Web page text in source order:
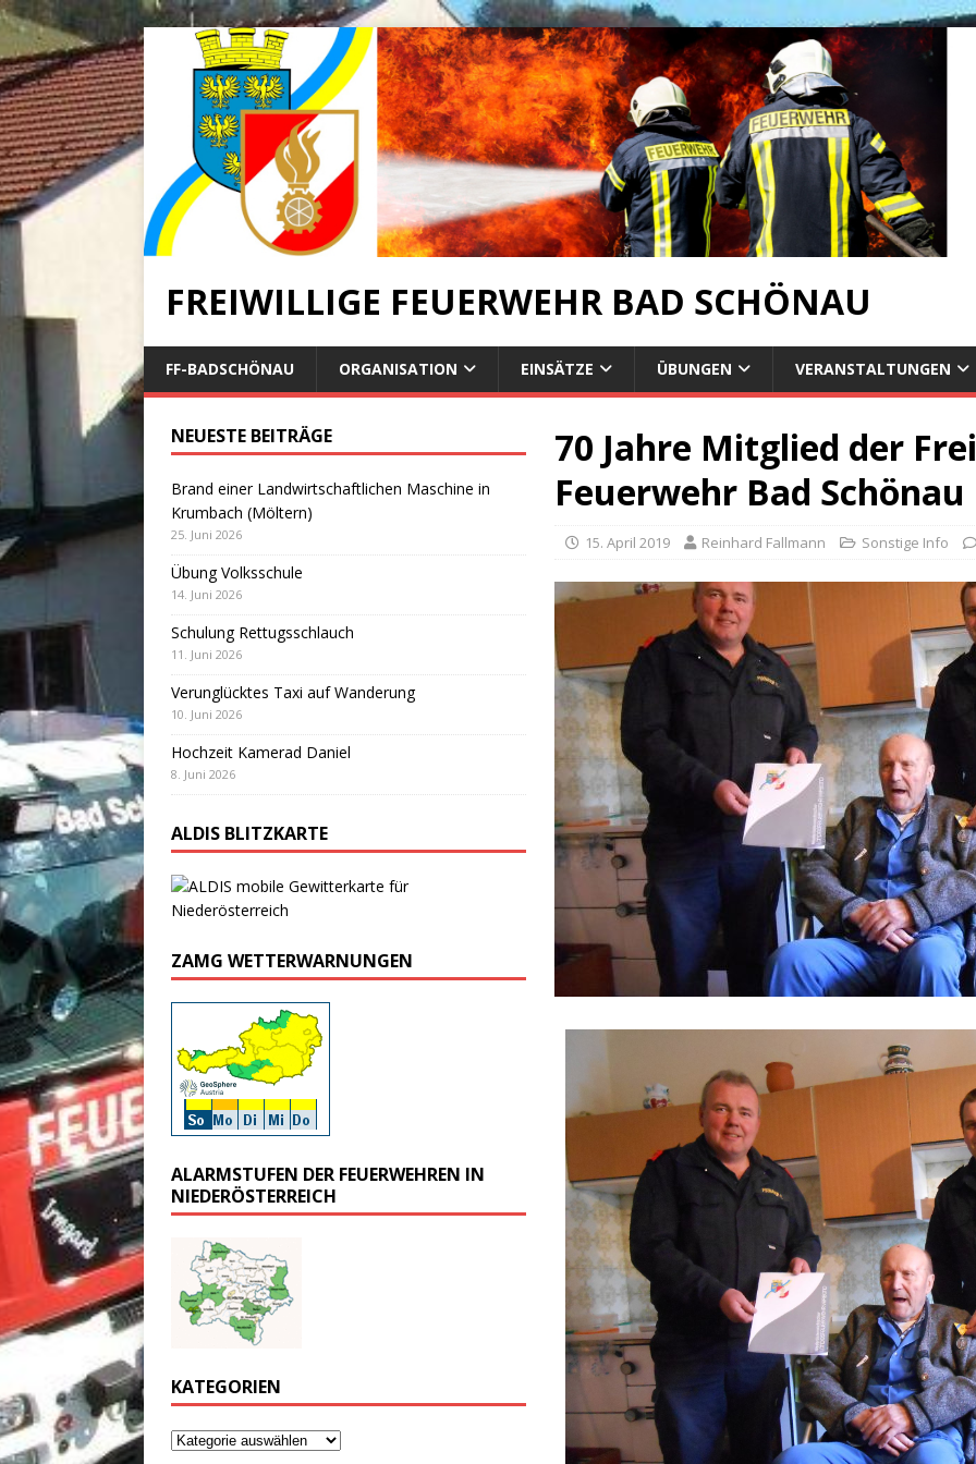
FREIWILLIGE FEUERWEHR BAD SCHÖNAU
FF-BADSCHÖNAU ORGANISATION EINSÄTZE ÜBUNGEN VERANSTALTUNGEN
70 Jahre Mitglied der
Feuerwehr Bad Schönau
15. April 2019 Reinhard Fallmann Sonstige Info
NEUESTE BEITRÄGE
Brand einer Landwirtschaftlichen Maschine in
Krumbach (Möltern)
25. Juni 2026
Übung Volksschule
14. Juni 2026
Schulung Rettugsschlauch
11. Juni 2026
Verunglücktes Taxi auf Wanderung
10. Juni 2026
Hochzeit Kamerad Daniel
8. Juni 2026
ALDIS BLITZKARTE
ZAMG WETTERWARNUNGEN
ALARMSTUFEN DER FEUERWEHREN IN
NIEDERÖSTERREICH
KATEGORIEN